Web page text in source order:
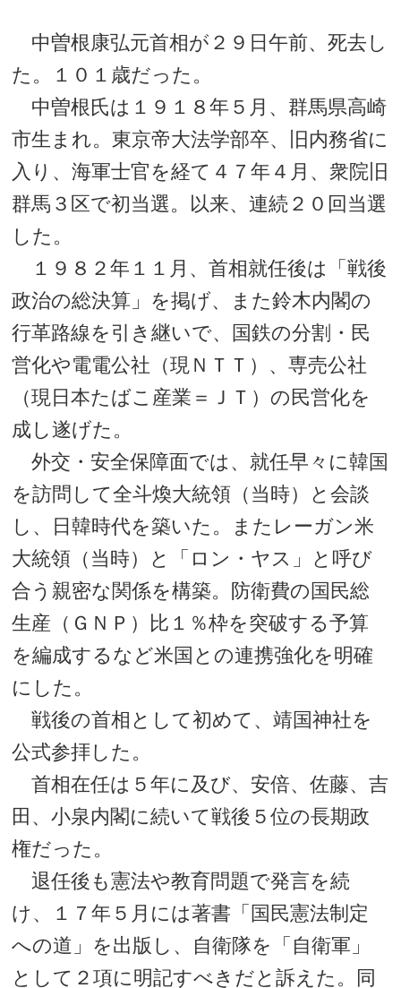
中曽根康弘元首相が２９日午前、死去し
た。１０１歳だった。
中曽根氏は１９１８年５月、群馬県高崎
市生まれ。東京帝大法学部卒、旧内務省に
入り、海軍士官を経て４７年４月、衆院旧
群馬３区で初当選。以来、連続２０回当選
した。
１９８２年１１月、首相就任後は「戦後
政治の総決算」を掲げ、また鈴木内閣の
行革路線を引き継いで、国鉄の分割・民
営化や電電公社（現ＮＴＴ）、専売公社
（現日本たばこ産業＝ＪＴ）の民営化を
成し遂げた。
外交・安全保障面では、就任早々に韓国
を訪問して全斗煥大統領（当時）と会談
し、日韓時代を築いた。またレーガン米
大統領（当時）と「ロン・ヤス」と呼び
合う親密な関係を構築。防衛費の国民総
生産（ＧＮＰ）比１％枠を突破する予算
を編成するなど米国との連携強化を明確
にした。
戦後の首相として初めて、靖国神社を
公式参拝した。
首相在任は５年に及び、安倍、佐藤、吉
田、小泉内閣に続いて戦後５位の長期政
権だった。
退任後も憲法や教育問題で発言を続
け、１７年５月には著書「国民憲法制定
への道」を出版し、自衛隊を「自衛軍」
として２項に明記すべきだと訴えた。同